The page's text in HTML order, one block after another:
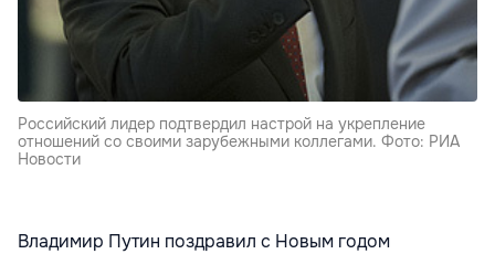
Российский лидер подтвердил настрой на укрепление
отношений со своими зарубежными коллегами. Фото: РИА
Новости
Владимир Путин поздравил с Новым годом